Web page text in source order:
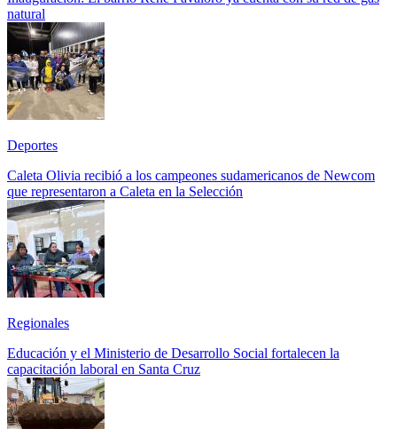
natural
Deportes
Caleta Olivia recibió a los campeones sudamericanos de Newcom
que representaron a Caleta en la Selección
Regionales
Educación y el Ministerio de Desarrollo Social fortalecen la
capacitación laboral en Santa Cruz